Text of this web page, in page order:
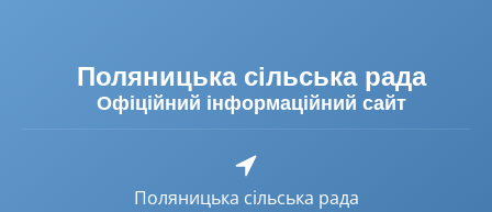
Поляницька сільська рада
Офіційний інформаційний сайт
Поляницька сільська рада